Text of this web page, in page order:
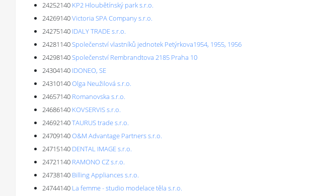
24252140 KP2 Hloubětínský park s.r.o.
24269140Victoria SPA Company s.r.o.
24275140 IDALY TRADE s.r.o.
24281140Společenství vlastníků jednotek Petýrkova1954, 1955, 1956
24298140Společenství Rembrandtova 2185 Praha 10
24304140 IDONEO, SE
24310140Olga Neužilová s.r.o.
24657140 Romanovska s.r.o.
24686140 KOVSERVIS s.r.o.
24692140TAURUS trade s.r.o.
24709140O&M Advantage Partners s.r.o.
24715140 DENTAL IMAGE s.r.o.
24721140 RAMONO CZ s.r.o.
24738140 Billing Appliances s.r.o.
24744140 La femme - studio modelace těla s.r.o.